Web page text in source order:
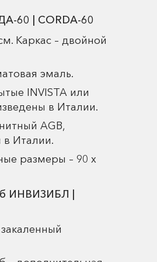
60 | CORDA-60
Каркас – двойной
эмаль.
INVISTA или
в Италии.
AGB,
в Италии.
размеры – 90 х
ИНВИЗИБЛ |